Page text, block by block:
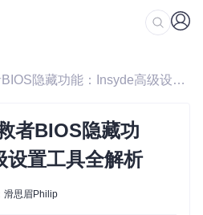
/ 3步解锁联想拯救者BIOS隐藏功能：Insyde高级设置工具全解析
者BIOS隐藏功
置工具全解析
滑思眉Philip